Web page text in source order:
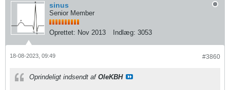
sinus
Senior Member
Oprettet: Nov 2013 Indlæg: 3053
#3860
18-08-2023, 09:49
Oprindeligt indsendt af OleKBH